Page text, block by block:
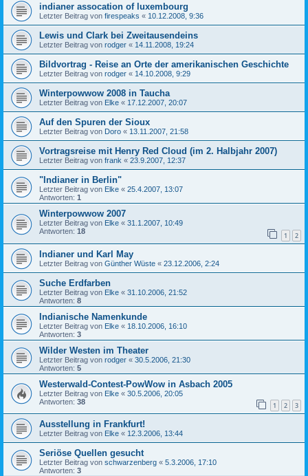
indianer assocation of luxembourg
Letzter Beitrag von firespeaks « 10.12.2008, 9:36
Lewis und Clark bei Zweitausendeins
Letzter Beitrag von rodger « 14.11.2008, 19:24
Bildvortrag - Reise an Orte der amerikanischen Geschichte
Letzter Beitrag von rodger « 14.10.2008, 9:29
Winterpowwow 2008 in Taucha
Letzter Beitrag von Elke « 17.12.2007, 20:07
Auf den Spuren der Sioux
Letzter Beitrag von Doro « 13.11.2007, 21:58
Vortragsreise mit Henry Red Cloud (im 2. Halbjahr 2007)
Letzter Beitrag von frank « 23.9.2007, 12:37
"Indianer in Berlin"
Letzter Beitrag von Elke « 25.4.2007, 13:07
Antworten: 1
Winterpowwow 2007
Letzter Beitrag von Elke « 31.1.2007, 10:49
Antworten: 18 1 2
Indianer und Karl May
Letzter Beitrag von Günther Wüste « 23.12.2006, 2:24
Suche Erdfarben
Letzter Beitrag von Elke « 31.10.2006, 21:52
Antworten: 8
Indianische Namenkunde
Letzter Beitrag von Elke « 18.10.2006, 16:10
Antworten: 3
Wilder Westen im Theater
Letzter Beitrag von rodger « 30.5.2006, 21:30
Antworten: 5
Westerwald-Contest-PowWow in Asbach 2005
Letzter Beitrag von Elke « 30.5.2006, 20:05
Antworten: 38 1 2 3
Ausstellung in Frankfurt!
Letzter Beitrag von Elke « 12.3.2006, 13:44
Seriöse Quellen gesucht
Letzter Beitrag von schwarzenberg « 5.3.2006, 17:10
Antworten: 3